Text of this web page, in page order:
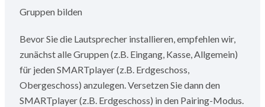
Gruppen bilden
Bevor Sie die Lautsprecher installieren, empfehlen wir,
zunächst alle Gruppen (z.B. Eingang, Kasse, Allgemein)
für jeden SMARTplayer (z.B. Erdgeschoss,
Obergeschoss) anzulegen. Versetzen Sie dann den
SMARTplayer (z.B. Erdgeschoss) in den Pairing-Modus.